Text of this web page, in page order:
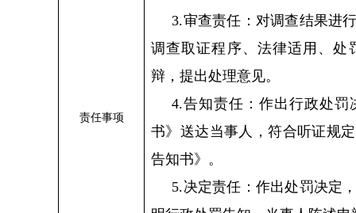
责任事项
3.审查责任：对调查结果进
调查取证程序、法律适用、处
辩，提出处理意见。
4.告知责任：作出行政处
书》送达当事人，符合听证规
告知书》。
5.决定责任：作出处罚决定